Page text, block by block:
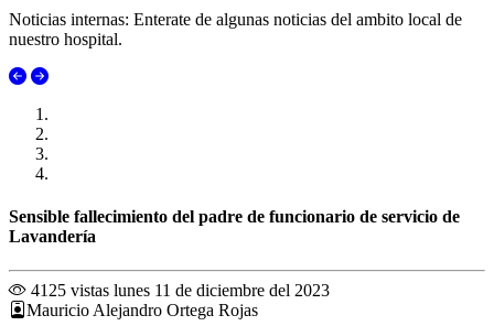
Noticias internas: Enterate de algunas noticias del ambito local de
nuestro hospital.
Sensible fallecimiento del padre de funcionario de servicio de
Lavandería
4125 vistas lunes 11 de diciembre del 2023
Mauricio Alejandro Ortega Rojas